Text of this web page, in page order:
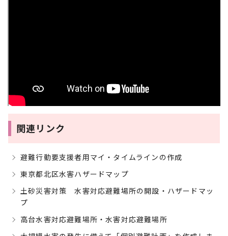
関連リンク
避難行動要支援者用マイ・タイムラインの作成
東京都北区水害ハザードマップ
土砂災害対策 水害対応避難場所の開設・ハザードマッ
プ
高台水害対応避難場所・水害対応避難場所